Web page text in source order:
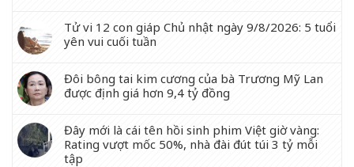
Tử vi 12 con giáp Chủ nhật ngày 9/8/2026: 5 tuổi
yên vui cuối tuần
Đôi bông tai kim cương của bà Trương Mỹ Lan
được định giá hơn 9,4 tỷ đồng
Đây mới là cái tên hồi sinh phim Việt giờ vàng:
Rating vượt mốc 50%, nhà đài đút túi 3 tỷ mỗi
tập